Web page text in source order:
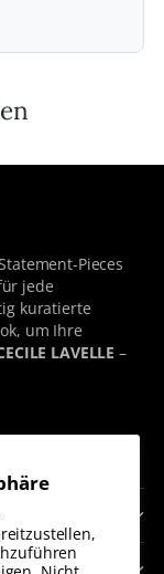
Pieces
jede
kuratierte
um Ihre
LAVELLE–